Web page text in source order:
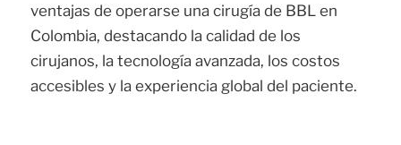
ventajas de operarse una cirugía de BBL en
Colombia, destacando la calidad de los
cirujanos, la tecnología avanzada, los costos
accesibles y la experiencia global del paciente.